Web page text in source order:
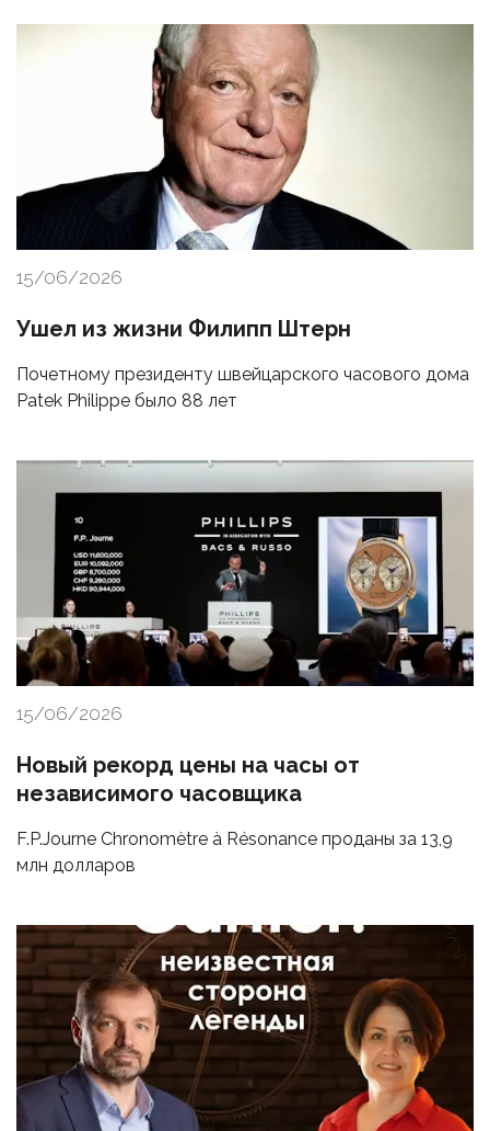
15/06/2026
Ушел из жизни Филипп Штерн
Почетному президенту швейцарского часового дома
Patek Philippe было 88 лет
15/06/2026
Новый рекорд цены на часы от
независимого часовщика
F.P.Journe Chronomètre à Résonance проданы за 13,9
млн долларов